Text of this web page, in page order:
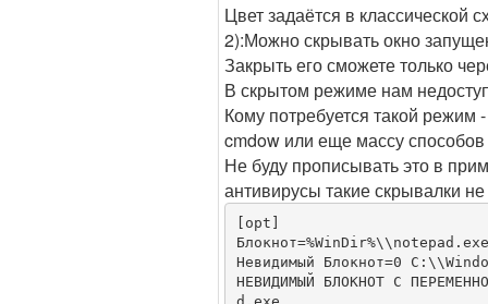
Цвет задаётся в классической
2):Можно скрывать окно
Закрыть его сможете только
В скрытом режиме нам
Кому потребуется такой режим
cmdow или еще массу способов
Не буду прописывать это в
антивирусы такие скрывалки
[opt]
Блокнот=%WinDir%\\notepad.exe
Невидимый Блокнот=0
НЕВИДИМЫЙ БЛОКНОТ С